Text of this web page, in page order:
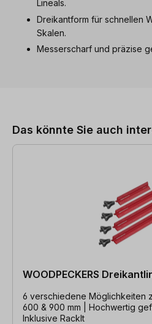
Lineals.
Dreikantform für schnellen
Skalen.
Messerscharf und präzise
Das könnte Sie auch
WOODPECKERS
6 verschiedene Möglichkeiten
600 & 900 mm | Hochwertig
Inklusive RackIt